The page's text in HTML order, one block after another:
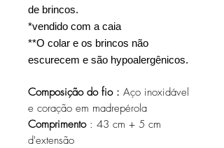
de brincos.
*vendido com a caia
**O colar e os brincos não
escurecem e são hypoalergênicos.
Composição do fio : Aço inoxidável
e coração em madrepérola
Comprimento : 43 cm + 5 cm
d'extensão